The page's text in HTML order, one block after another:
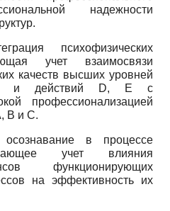
надежности
психофизических
учет взаимосвязи
качеств высших уровней
и действий D, Е с
профессионализацией
В и С.
осознавание в процессе
учет влияния
функционирующих
на эффективность их